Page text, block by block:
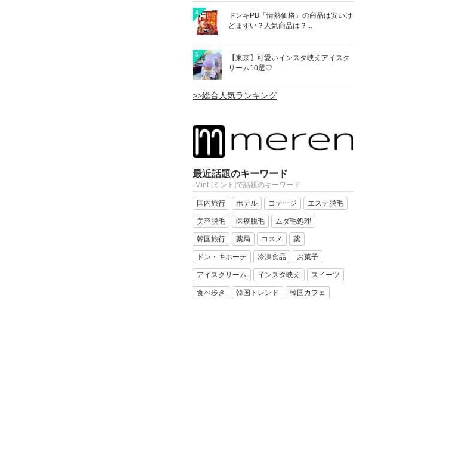
4
ドンキPB「情熱価格」の商品は安いけ
どまずい？人気商品は？...
5
【東京】可愛いインスタ映えアイスク
リーム10選♡
>>総合人気ランキング
最近話題のキーワード
-Mint-[ミント]で話題のキーワード
国内旅行 ホテル コテージ エステ脱毛
美容脱毛 医療脱毛 ムダ毛処理
韓国旅行 薬局 コスメ 薬
ドン・キホーテ 冷凍食品 お菓子
アイスクリーム インスタ映え スイーツ
食べ歩き 韓国トレンド 韓国カフェ